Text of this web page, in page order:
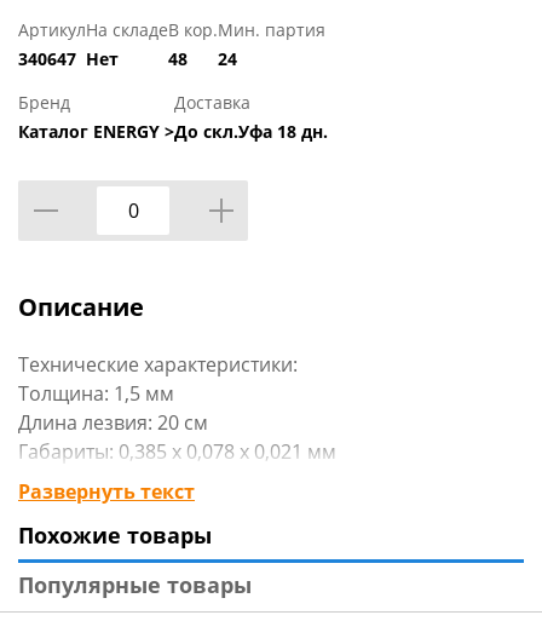
Артикул
340647
На складе
Нет
В кор.
48
Мин. партия
24
Бренд
Каталог ENERGY >
Доставка
До скл.Уфа 18 дн.
Описание
Технические характеристики:
Толщина: 1,5 мм
Длина лезвия: 20 см
Габариты: 0,385 х 0,078 х 0,021 мм
Вид упаковки: двойной блистер
Материал изделия: нержав. сталь, пластмасса, ТПР
Бренд: Mallony
Страна-изготовитель: Китай
Развернуть текст
Похожие товары
Популярные товары